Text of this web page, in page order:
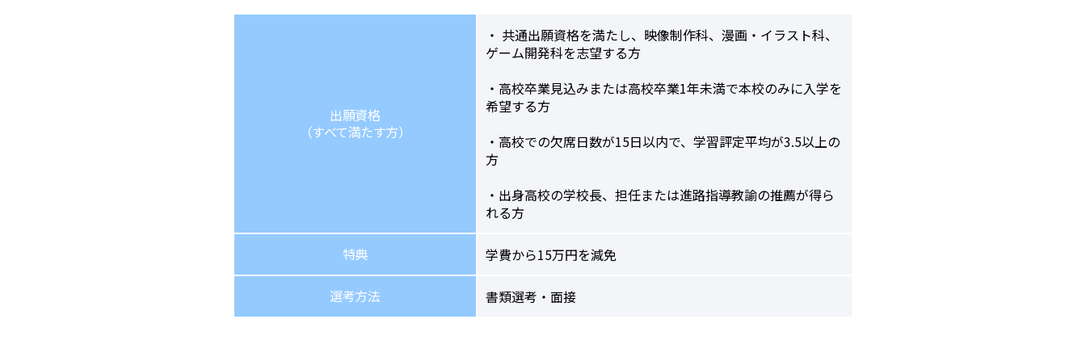
出願資格
（すべて満たす方）
・ 共通出願資格を満たし、映像制作科、漫画・イラスト科、
ゲーム開発科を志望する方
・高校卒業見込みまたは高校卒業1年未満で本校のみに入学を
希望する方
・高校での欠席日数が15日以内で、学習評定平均が3.5以上の
方
・出身高校の学校長、担任または進路指導教諭の推薦が得ら
れる方
特典 学費から15万円を減免
選考方法 書類選考・面接